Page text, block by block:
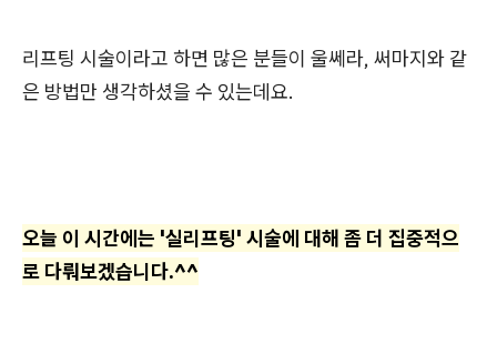
리프팅 시술이라고 하면 많은 분들이 울쎄라, 써마지와 같
은 방법만 생각하셨을 수 있는데요.
오늘 이 시간에는 '실리프팅' 시술에 대해 좀 더 집중적으
로 다뤄보겠습니다.^^